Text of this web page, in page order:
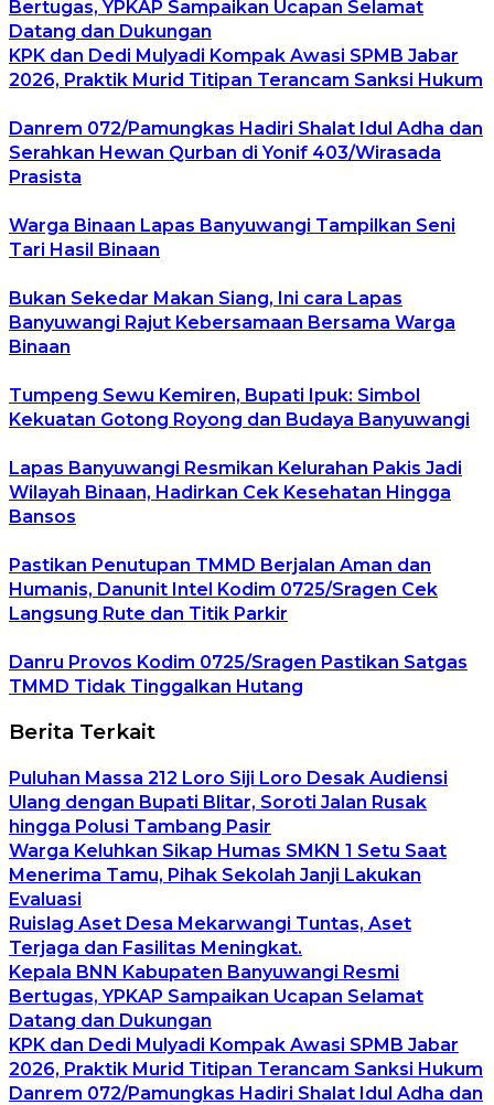
Bertugas, YPKAP Sampaikan Ucapan Selamat
Datang dan Dukungan
KPK dan Dedi Mulyadi Kompak Awasi SPMB Jabar
2026, Praktik Murid Titipan Terancam Sanksi Hukum
Danrem 072/Pamungkas Hadiri Shalat Idul Adha dan
Serahkan Hewan Qurban di Yonif 403/Wirasada
Prasista
Warga Binaan Lapas Banyuwangi Tampilkan Seni
Tari Hasil Binaan
Bukan Sekedar Makan Siang, Ini cara Lapas
Banyuwangi Rajut Kebersamaan Bersama Warga
Binaan
Tumpeng Sewu Kemiren, Bupati Ipuk: Simbol
Kekuatan Gotong Royong dan Budaya Banyuwangi
Lapas Banyuwangi Resmikan Kelurahan Pakis Jadi
Wilayah Binaan, Hadirkan Cek Kesehatan Hingga
Bansos
Pastikan Penutupan TMMD Berjalan Aman dan
Humanis, Danunit Intel Kodim 0725/Sragen Cek
Langsung Rute dan Titik Parkir
Danru Provos Kodim 0725/Sragen Pastikan Satgas
TMMD Tidak Tinggalkan Hutang
Berita Terkait
Puluhan Massa 212 Loro Siji Loro Desak Audiensi
Ulang dengan Bupati Blitar, Soroti Jalan Rusak
hingga Polusi Tambang Pasir
Warga Keluhkan Sikap Humas SMKN 1 Setu Saat
Menerima Tamu, Pihak Sekolah Janji Lakukan
Evaluasi
Ruislag Aset Desa Mekarwangi Tuntas, Aset
Terjaga dan Fasilitas Meningkat.
Kepala BNN Kabupaten Banyuwangi Resmi
Bertugas, YPKAP Sampaikan Ucapan Selamat
Datang dan Dukungan
KPK dan Dedi Mulyadi Kompak Awasi SPMB Jabar
2026, Praktik Murid Titipan Terancam Sanksi Hukum
Danrem 072/Pamungkas Hadiri Shalat Idul Adha dan